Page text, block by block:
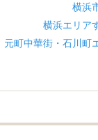
横浜
横浜エリア
元町中華街・石川町